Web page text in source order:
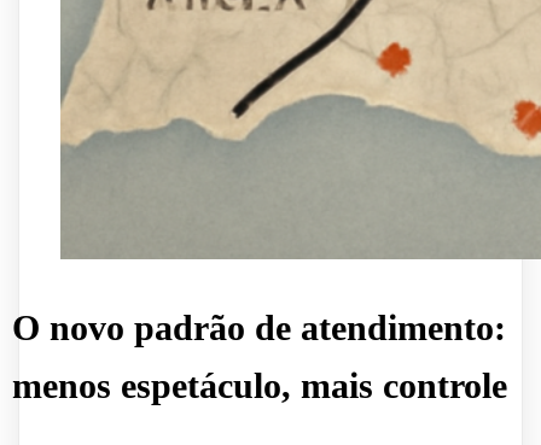
O novo padrão de atendimento:
menos espetáculo, mais controle